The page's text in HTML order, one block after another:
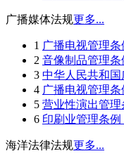
广播媒体法规更多...
1 广播电视管理条
2 音像制品管理条
3 中华人民共和国
4 广播电视管理条
5 营业性演出管理
6 印刷业管理条例
海洋法律法规更多...